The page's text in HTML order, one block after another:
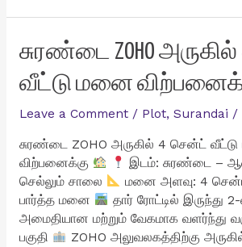
குறைவான
விலையில்
வீடு
விற்பனைக்கு
சுரண்டை ZOHO
வீட்டு மனை
Leave a Comment / Plot, Surandai /
சுரண்டை ZOHO அருகில் 4 சென்ட்
விற்பனைக்கு
இடம்: சுரண்டை –
செல்லும் சாலை
மனை அளவு: 4
பார்த்த மனை
தார் ரோட்டில் இருந்து
அமைதியான மற்றும் வேகமாக வளர்ந்து வரும்
பகுதி
ZOHO அலுவலகத்திற்கு